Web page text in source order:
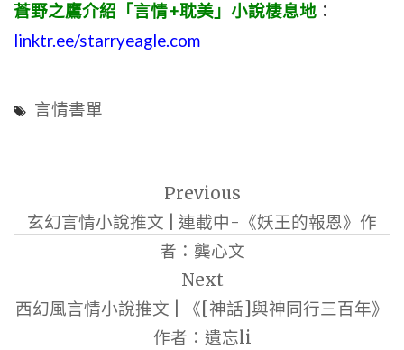
蒼野之鷹介紹「言情+耽美」小說棲息地 ：
linktr.ee/starryeagle.com
言情書單
導
Previous
玄幻言情小說推文 | 連載中-《妖王的報恩》作
者：龔心文
Next
西幻風言情小說推文 | 《[神話]與神同行三百年》
作者：遺忘li